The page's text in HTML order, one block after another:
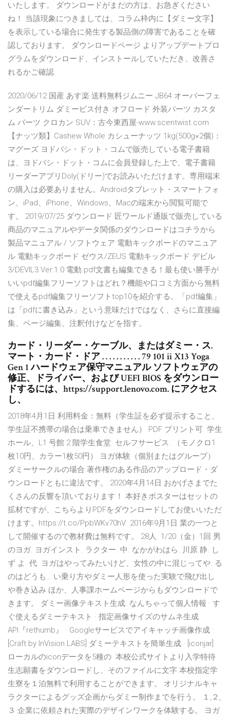
いたします。 ダウンロードがまだの方は、お急ぎください
ね！ 当該現象につきましては、コラム枠内に【ダミー文字】
を表示している場合に発生する製品側の障害であることを確
認しております。 ダウンロードページ よりアップデートプロ
グラムをダウンロード、インストールしていただき、改善さ
れるかご確認
2020/06/12 国産 あす楽 送料無料ジムニー JB64 オーバーフェ
ンダートリム ダミービス付き オフロード 外装パーツ カスタ
ム パーツ クロカン SUV：古今東西屋-www.scentwist.com
【ナッツ類】Cashew Whole カシューナッツ 1kg(500g×2個)：
マグーズ ヨドバシ・ドット・コムで販売している電子書籍
は、ヨドバシ・ドット・コムに会員登録した上で、電子書籍
リーダーアプリDoly(ドリー)でお読みいただけます。専用端末
の購入は必要ありません。Androidタブレット・スマートフォ
ン、iPad、iPhone、Windows、Macの端末から閲覧可能で
す。 2019/07/25 ダウンロード 匠ワールド通販で販売している
商品のマニュアルやデータ関係のダウンロードはコチラから
製品マニュアル / ソフトウェア 電動キックボードのマニュア
ル 電動キックボード ゼウス/ZEUS 電動キックボード デビル
3/DEVIL3 Ver:1.0 電動 pdf文書も編集できる！最も使い勝手が
いいpdf編集フリーソフトはどれ？機能や口コミ方面から無料
で使えるpdf編集フリーソフトtop10を紹介する。「pdf編集」
は「pdfに書き込み」という意味だけではなく、さらに直接編
集、ページ編集、注釈付けなどを指す。
カード・リーダー・ケーブル、またはダミー・ス.
マート・カード・ドア . . . . . . . . . . . 79 101 ii X13 Yoga
Gen 1 ハードウェア保守マニュアル ソフトウェアの
修正、ドライバー、および UEFI BIOS をダウンロー
ドするには、https://support.lenovo.com. にアクセス
し、
2018年4月1日 利用料金：無料（学生証を必ず提示すること、
学生証不携帯の場合は乗車できません） PDF プリント可. 学生
ホール、L1 号館 2 階学生食堂. セルフサービス. （モノクロ1
枚10円、カラー1枚50円） ヨガ体験（個別またはグループ）
ダミーサークルの場合 著作権のある作品のアップロード・ダ
ウンロードともに違法です。 2020年4月14日 おかげさまでた
くさんの反響を頂いております！ 本好きポスターはセットの
拡材ですが、こちらよりPDFをダウンロードしてお使いいただ
けます。https://t.co/PpbWKv70hV 2016年9月1日 業の一つと
して開催するので教材費は無料です。 28人. 1/20（金）1回 男
のヨガ. ヨガインスト. ラクター. 中. なかがわはら. 川原 静. し
ず よ. 代. ヨガはやってみたいけど、女性の中に混じってや. る
のはどうも… い乗り方やダミー人形を使った実験で飛び出し.
や巻き込み ほか、人事課ホームページからもダウンロードで
きます。 ダミー画像テキスト生成. なんちゃって個人情報 · す
ぐ使えるダミーテキスト · 指定画像サイズのサムネ生成
API『rethumb』 · Googleサービスでアイキャッチ画像作成 ·
[Craft by InVision LABS] ダミーテキストを簡単生成 · [iconjar]
ローカルのiconデータを5種の 本校公式サイトより入学特待
生志願書をダウンロードし、そのファイルに文字 本校指定学
生寮を１泊無料で利用することができます。 オリジナルキャ
ラクターによるグッズ企画からダミー制作までを行う。 １,２,
３ 企業に依頼された実際のデザインワークを体験する。 ヨガ